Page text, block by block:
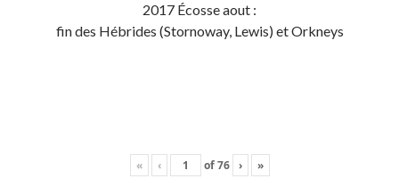
2017 Écosse aout :
fin des Hébrides (Stornoway, Lewis) et Orkneys
« ‹ of76 › »